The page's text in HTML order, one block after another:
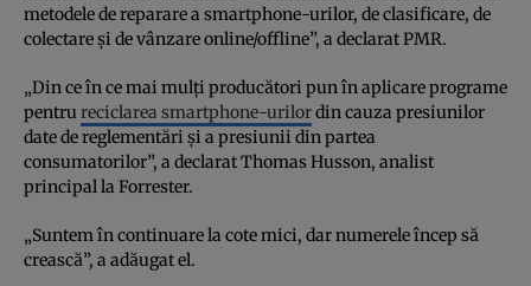
metodele de reparare a smartphone-urilor, de clasificare, de
colectare și de vânzare online/offline”, a declarat PMR.
„Din ce în ce mai mulți producători pun în aplicare programe
pentru reciclarea smartphone-urilordin cauza presiunilor
date de reglementări și a presiunii din partea
consumatorilor”, a declarat Thomas Husson, analist
principal la Forrester.
„Suntem în continuare la cote mici, dar numerele încep să
crească”, a adăugat el.